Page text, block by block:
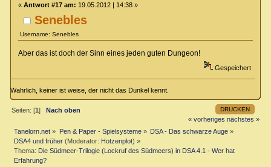
Senebles
Username: Senebles
« Antwort #17 am: 19.05.2012 | 14:38 »
Aber das ist doch der Sinn eines jeden guten Dungeon!
Gespeichert
Wahrlich, keiner ist weise, der nicht das Dunkel kennt.
DRUCKEN
Seiten: [1]Nach oben
« vorheriges nächstes »
Tanelorn.net » Pen & Paper - Spielsysteme» DSA - Das schwarze Auge »
DSA4 und früher (Moderator: Hotzenplot) »
Thema: Die Südmeer-Trilogie (Lockruf des Südmeers) in DSA 4.1 - Wer hat
Erfahrung?